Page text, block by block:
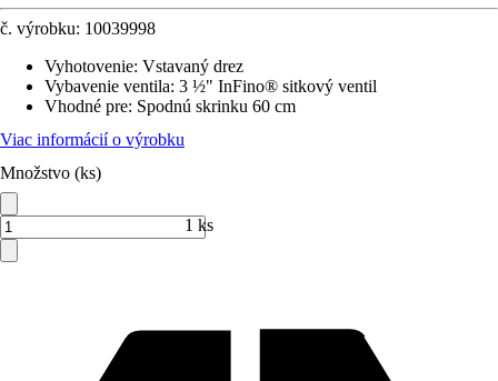
č. výrobku: 10039998
Vyhotovenie: Vstavaný drez
Vybavenie ventila: 3 ½" InFino® sitkový ventil
Vhodné pre: Spodnú skrinku 60 cm
Viac informácií o výrobku
Množstvo (ks)
1 ks